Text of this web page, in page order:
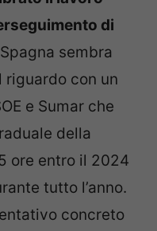
di
sembra
riguardo con un
e Sumar che
della
ore entro il 2024
tutto l’anno.
concreto